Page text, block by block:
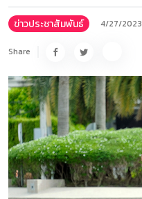
ข่าวประชาสัมพันธ์ 4/27/2023
Share